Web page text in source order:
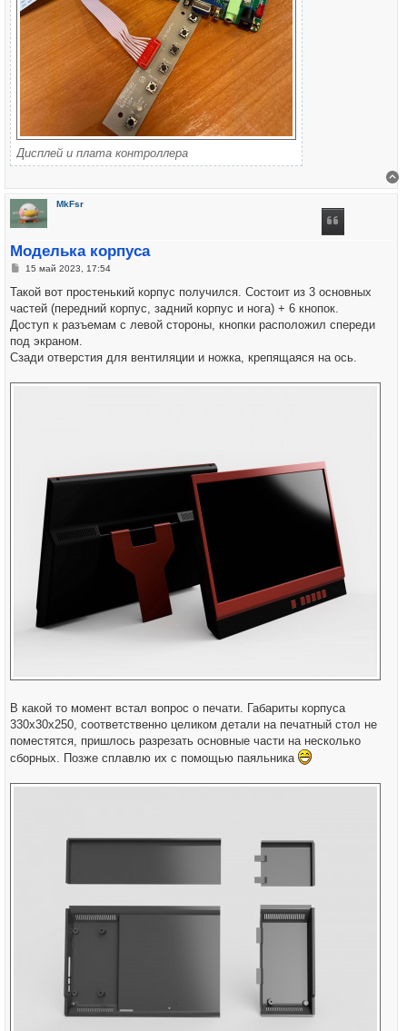
Дисплей и плата контроллера
MkFsr
Моделька корпуса
Сообщение
15 май 2023, 17:54
Такой вот простенький корпус получился. Состоит из 3 основных
частей (передний корпус, задний корпус и нога) + 6 кнопок.
Доступ к разъемам с левой стороны, кнопки расположил спереди
под экраном.
Сзади отверстия для вентиляции и ножка, крепящаяся на ось.
В какой то момент встал вопрос о печати. Габариты корпуса
330х30х250, соответственно целиком детали на печатный стол не
поместятся, пришлось разрезать основные части на несколько
сборных. Позже сплавлю их с помощью паяльника